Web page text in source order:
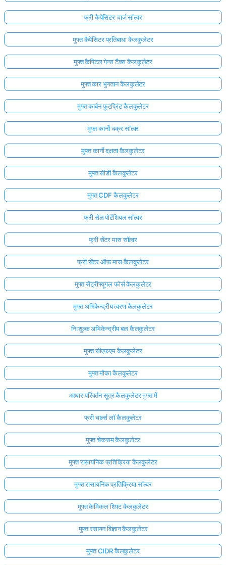
फ्री कैपेसिटर चार्ज सॉल्वर
मुफ्त कैपेसिटर प्रतिबाधा कैलकुलेटर
मुफ्त कैपिटल गेन्स टैक्स कैलकुलेटर
मुफ्त कार भुगतान कैलकुलेटर
मुफ्त कार्बन फुटप्रिंट कैलकुलेटर
मुफ्त कार्नो चक्र सॉल्वर
मुफ्त कार्नो दक्षता कैलकुलेटर
मुफ्त सीडी कैलकुलेटर
मुफ्त CDF कैलकुलेटर
फ्री सेल पोटेंशियल सॉल्वर
फ्री सेंटर मास सॉल्वर
फ्री सेंटर ऑफ़ मास कैलकुलेटर
मुफ्त सेंट्रीफ्यूगल फोर्स कैलकुलेटर
मुफ्त अभिकेन्द्रीय त्वरण कैलकुलेटर
निःशुल्क अभिकेन्द्रीय बल कैलकुलेटर
मुफ्त सीएफएम कैलकुलेटर
मुफ्त मौका कैलकुलेटर
आधार परिवर्तन सूत्र कैलकुलेटर मुफ्त में
फ्री चार्ल्स लॉ कैलकुलेटर
मुफ्त चेकसम कैलकुलेटर
मुफ्त रासायनिक प्रतिक्रिया कैलकुलेटर
मुफ्त रासायनिक प्रतिक्रिया सॉल्वर
मुफ्त केमिकल शिफ्ट कैलकुलेटर
मुफ्त रसायन विज्ञान कैलकुलेटर
मुफ्त CIDR कैलकुलेटर